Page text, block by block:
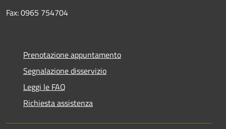
Fax: 0965 754704
Prenotazione appuntamento
Segnalazione disservizio
Leggi le FAQ
Richiesta assistenza